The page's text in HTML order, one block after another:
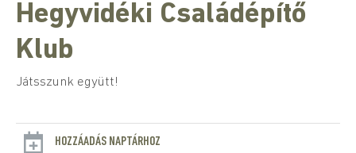
Hegyvidéki Családépítő
Klub
Játsszunk együtt!
HOZZÁADÁS NAPTÁRHOZ